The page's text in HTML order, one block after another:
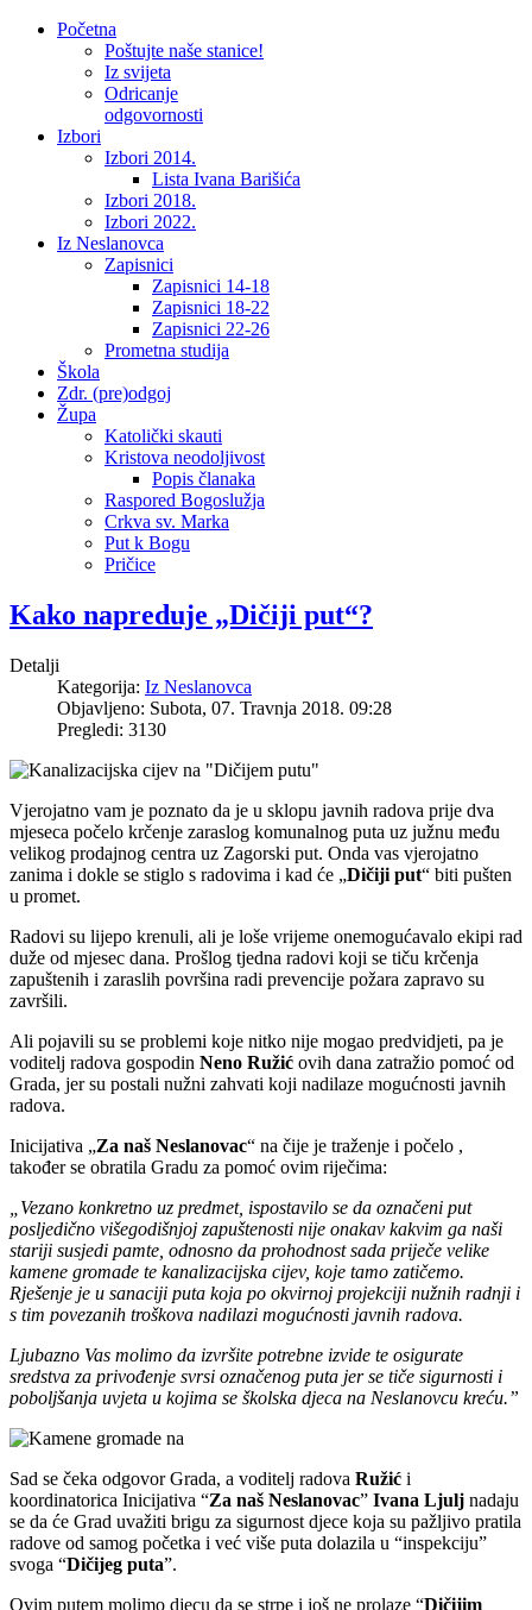
Početna
Poštujte naše stanice!
Iz svijeta
Odricanje
odgovornosti
Izbori
Izbori 2014.
Lista Ivana Barišića
Izbori 2018.
Izbori 2022.
Iz Neslanovca
Zapisnici
Zapisnici 14-18
Zapisnici 18-22
Zapisnici 22-26
Prometna studija
Škola
Zdr. (pre)odgoj
Župa
Katolički skauti
Kristova neodoljivost
Popis članaka
Raspored Bogoslužja
Crkva sv. Marka
Put k Bogu
Pričice
Kako napreduje „Dičiji put“?
Detalji
Kategorija: Iz Neslanovca
Objavljeno: Subota, 07. Travnja 2018. 09:28
Pregledi: 3130
Vjerojatno vam je poznato da je u sklopu javnih radova prije dva
mjeseca počelo krčenje zaraslog komunalnog puta uz južnu među
velikog prodajnog centra uz Zagorski put. Onda vas vjerojatno
zanima i dokle se stiglo s radovima i kad će „Dičiji put“ biti pušten
u promet.
Radovi su lijepo krenuli, ali je loše vrijeme onemogućavalo ekipi rad
duže od mjesec dana. Prošlog tjedna radovi koji se tiču krčenja
zapuštenih i zaraslih površina radi prevencije požara zapravo su
završili.
Ali pojavili su se problemi koje nitko nije mogao predvidjeti, pa je
voditelj radova gospodin Neno Ružić ovih dana zatražio pomoć od
Grada, jer su postali nužni zahvati koji nadilaze mogućnosti javnih
radova.
Inicijativa „Za naš Neslanovac“ na čije je traženje i počelo ,
također se obratila Gradu za pomoć ovim riječima:
„Vezano konkretno uz predmet, ispostavilo se da označeni put
posljedično višegodišnjoj zapuštenosti nije onakav kakvim ga naši
stariji susjedi pamte, odnosno da prohodnost sada priječe velike
kamene gromade te kanalizacijska cijev, koje tamo zatičemo.
Rješenje je u sanaciji puta koja po okvirnoj projekciji nužnih radnji i
s tim povezanih troškova nadilazi mogućnosti javnih radova.
Ljubazno Vas molimo da izvršite potrebne izvide te osigurate
sredstva za privođenje svrsi označenog puta jer se tiče sigurnosti i
poboljšanja uvjeta u kojima se školska djeca na Neslanovcu kreću.”
Sad se čeka odgovor Grada, a voditelj radova Ružić i
koordinatorica Inicijativa “Za naš Neslanovac” Ivana Ljulj nadaju
se da će Grad uvažiti brigu za sigurnost djece koja su pažljivo pratila
radove od samog početka i već više puta dolazila u “inspekciju”
svoga “Dičijeg puta”.
Ovim putem molimo djecu da se strpe i još ne prolaze “Dičijim